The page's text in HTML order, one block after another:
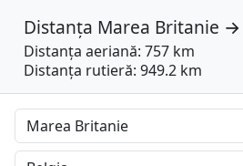
Distanța Marea Britanie →
Distanța aeriană: 757 km
Distanța rutieră: 949.2 km